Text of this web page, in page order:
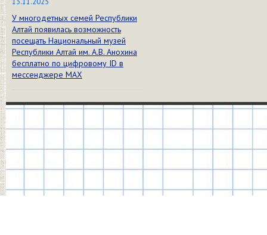
У многодетных семей Республики
Алтай появилась возможность
посещать Национальный музей
Республики Алтай им. А.В. Анохина
бесплатно по цифровому ID в
мессенджере МАХ